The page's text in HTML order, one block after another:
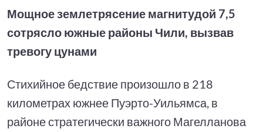
Мощное землетрясение магнитудой 7,5
сотрясло южные районы Чили, вызвав
тревогу цунами
Стихийное бедствие произошло в 218
километрах южнее Пуэрто-Уильямса, в
районе стратегически важного Магелланова